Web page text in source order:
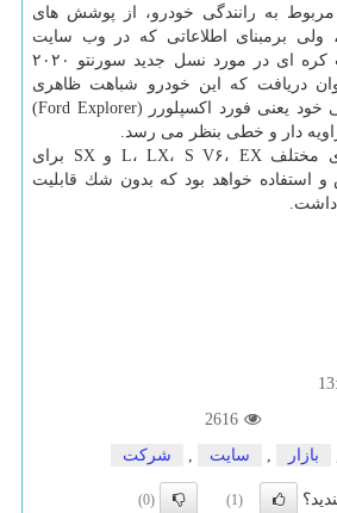
به رانندگی خودرو، از پوشش های
ولی برمبنای اطلاعاتی كه در وب سایت
رسمی خود این شركت كره ای در مورد نسل جدید سورنتو ۲۰۲۰
دریافت كه این خودرو شباهت ظاهری
زیادی به رقیب آمریكایی خود یعنی فورد اكسپلورر (Ford Explorer)
دار و خطی بنظر می رسد.
این خودرو در تریم های مختلف L، LX، S V۶، EX و SX برای
و استفاده خواهد بود كه بدون شك قابلیت
داشت.
2616
بازار , سایت , شركت
(1)
(0)